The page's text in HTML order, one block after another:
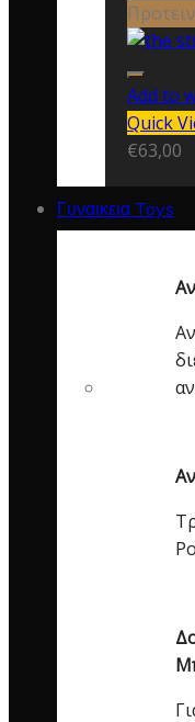
Add to
Quick
€63,00
Γυναικεια Toys